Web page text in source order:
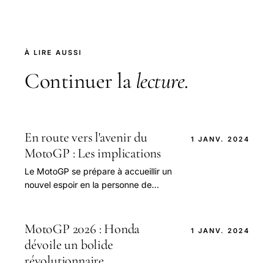
À LIRE AUSSI
Continuer la lecture.
En route vers l'avenir du
MotoGP : Les implications
Le MotoGP se prépare à accueillir un
nouvel espoir en la personne de
reine.
1 JANV. 2024
MotoGP 2026 : Honda
dévoile un bolide
1 JANV. 2024